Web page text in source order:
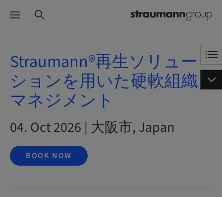
Straumann®再生ソリュー
ションを用いた硬軟組織
マネジメント
04. Oct 2026 | 大阪市, Japan
BOOK NOW